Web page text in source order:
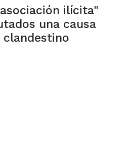
ilícita"
una causa
clandestino